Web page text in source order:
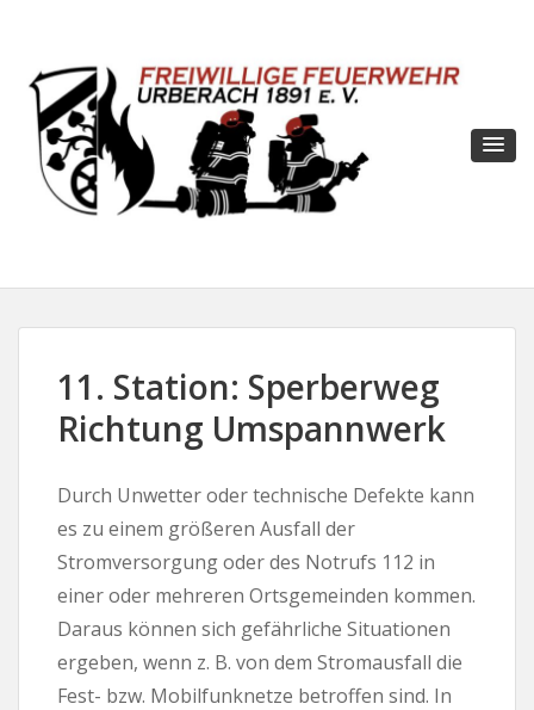
11. Station: Sperberweg
Richtung Umspannwerk
Durch Unwetter oder technische Defekte kann
es zu einem größeren Ausfall der
Stromversorgung oder des Notrufs 112 in
einer oder mehreren Ortsgemeinden kommen.
Daraus können sich gefährliche Situationen
ergeben, wenn z. B. von dem Stromausfall die
Fest- bzw. Mobilfunknetze betroffen sind. In